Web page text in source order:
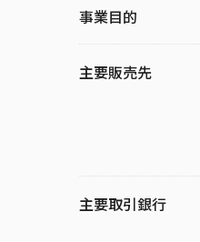
事業目的
主要販売先
主要取引銀行